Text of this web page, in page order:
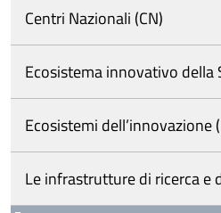
Centri Nazionali (CN)
Ecosistema innovativo della
Ecosistemi dell’innovazione
Le infrastrutture di ricerca e